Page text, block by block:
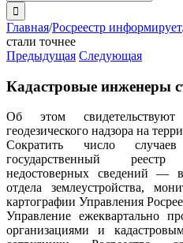
поиска:
Главная/Росреестр информирует
стали точнее
Предыдущая Следующая
Кадастровые инженеры
Об этом свидетельствуют
геодезического надзора на
Сократить число
государственный
недостоверных сведений —
отдела землеустройства,
картографии Управления
Управление ежеквартально
организациями и